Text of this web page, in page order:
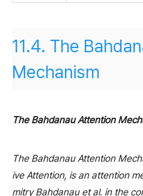
11.4. The
Mechanism
The Bahdanau Attention
The Bahdanau Attention
ive Attention, is an attention
mitry Bahdanau et al. in the